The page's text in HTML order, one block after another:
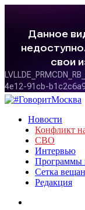
Новости
Конфликт
СВО
Интервью
Программы
Сетка
Редакция